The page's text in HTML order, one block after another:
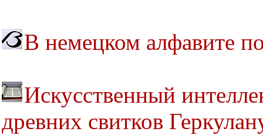
В немецком алфавите
Искусственный
древних свитков